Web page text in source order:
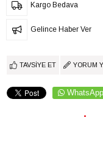
Kargo Bedava
Gelince Haber Ver
TAVSIYE ET YORUM
WhatsApp